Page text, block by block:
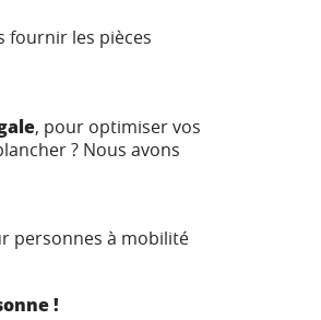
fournir les pièces
, pour optimiser vos
? Nous avons
personnes à mobilité
!